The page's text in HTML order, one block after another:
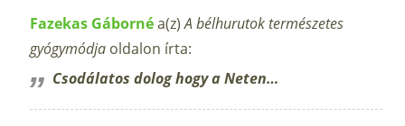
Fazekas Gábornéa(z)A bélhurutok természetes
gyógymódja oldalon írta:
Csodálatos dolog hogy a Neten…